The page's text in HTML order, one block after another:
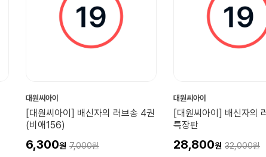
대원씨아이
[대원씨아이] 배신자의 러브송 4권
(비애156)
6,300 7,000
대원씨아이
[대원씨아이] 배신자의
특장판
28,800 32,000